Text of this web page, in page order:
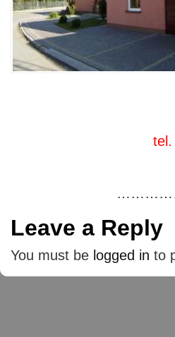
tel.
Leave a Reply
You must be logged in to